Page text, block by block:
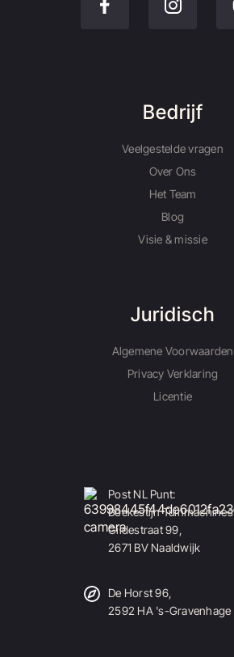
Bedrijf
Veelgestelde vragen
Over Ons
Het Team
Blog
Visie & missie
Juridisch
Algemene Voorwaarden
Privacy Verklaring
Licentie
Post NL Punt:
Boekestijn Tuinmachines
Gildestraat 99,
2671 BV Naaldwijk
De Horst 96,
2592 HA 's-Gravenhage